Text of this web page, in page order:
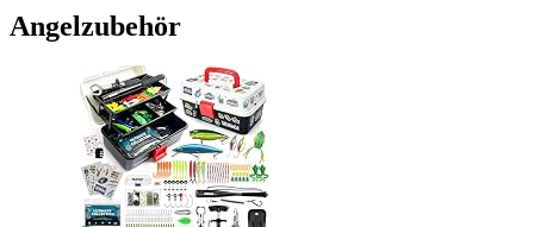
Angelzubehör